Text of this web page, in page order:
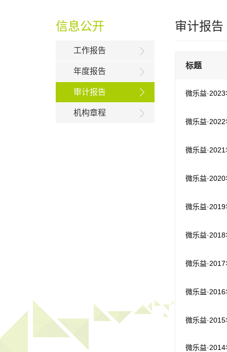
信息公开
工作报告
年度报告
审计报告
机构章程
审计报告
标题
微乐益
微乐益
微乐益
微乐益
微乐益
微乐益
微乐益
微乐益
微乐益
微乐益